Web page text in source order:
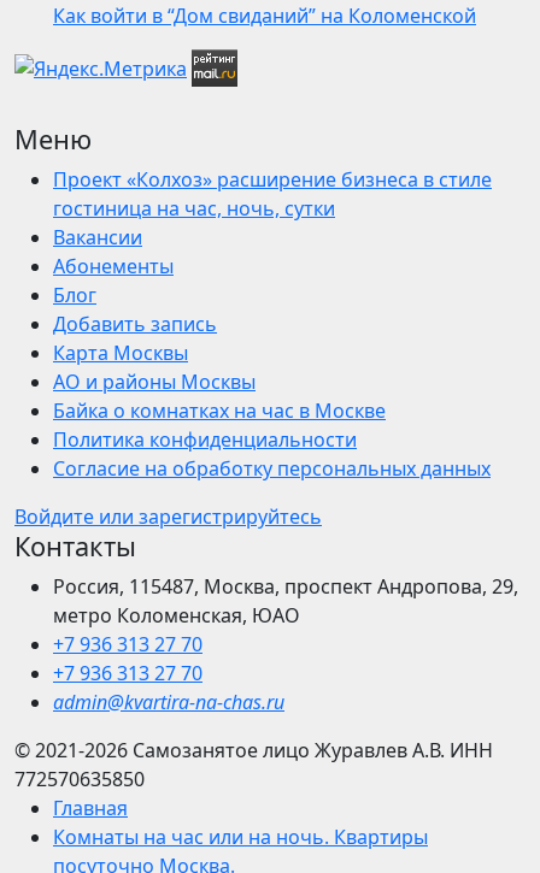
Как войти в “Дом свиданий” на Коломенской
Меню
Проект «Колхоз» расширение бизнеса в стиле
гостиница на час, ночь, сутки
Вакансии
Абонементы
Блог
Добавить запись
Карта Москвы
АО и районы Москвы
Байка о комнатках на час в Москве
Политика конфиденциальности
Согласие на обработку персональных данных
Войдите или зарегистрируйтесь
Контакты
Россия, 115487, Москва, проспект Андропова, 29,
метро Коломенская, ЮАО
+7 936 313 27 70
+7 936 313 27 70
admin@kvartira-na-chas.ru
© 2021-2026 Самозанятое лицо Журавлев А.В. ИНН
772570635850
Главная
Комнаты на час или на ночь. Квартиры
посуточно Москва.